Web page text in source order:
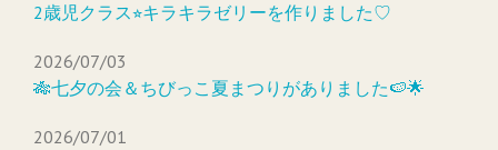
2歳児クラス⭐︎キラキラゼリーを作りました♡
2026/07/03
🎋七夕の会＆ちびっこ夏まつりがありました🍉🌟
2026/07/01